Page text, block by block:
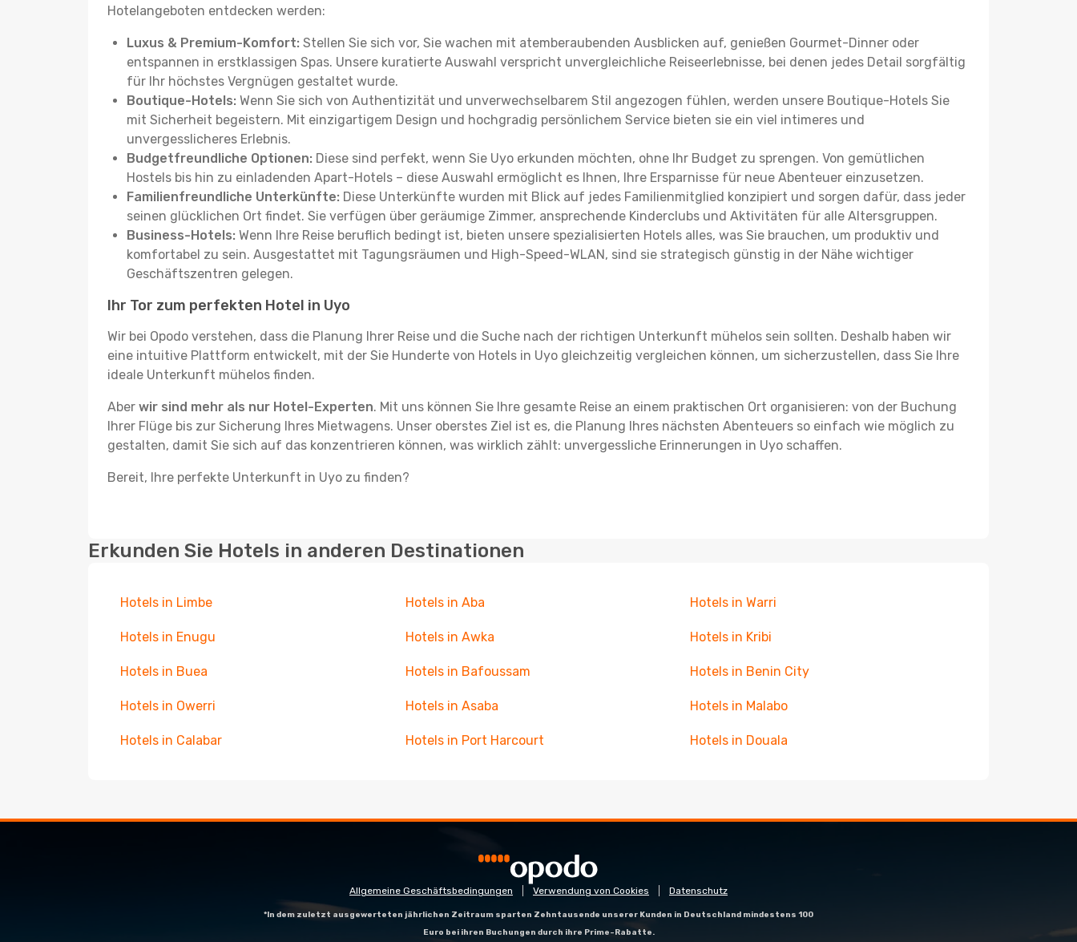
Hotelangeboten entdecken werden:
Luxus & Premium-Komfort: Stellen Sie sich vor, Sie wachen mit atemberaubenden Ausblicken auf, genießen Gourmet-Dinner oder
entspannen in erstklassigen Spas. Unsere kuratierte Auswahl verspricht unvergleichliche Reiseerlebnisse, bei denen jedes Detail sorgfältig
für Ihr höchstes Vergnügen gestaltet wurde.
Boutique-Hotels: Wenn Sie sich von Authentizität und unverwechselbarem Stil angezogen fühlen, werden unsere Boutique-Hotels Sie
mit Sicherheit begeistern. Mit einzigartigem Design und hochgradig persönlichem Service bieten sie ein viel intimeres und
unvergesslicheres Erlebnis.
Budgetfreundliche Optionen: Diese sind perfekt, wenn Sie Uyo erkunden möchten, ohne Ihr Budget zu sprengen. Von gemütlichen
Hostels bis hin zu einladenden Apart-Hotels – diese Auswahl ermöglicht es Ihnen, Ihre Ersparnisse für neue Abenteuer einzusetzen.
Familienfreundliche Unterkünfte: Diese Unterkünfte wurden mit Blick auf jedes Familienmitglied konzipiert und sorgen dafür, dass jeder
seinen glücklichen Ort findet. Sie verfügen über geräumige Zimmer, ansprechende Kinderclubs und Aktivitäten für alle Altersgruppen.
Business-Hotels: Wenn Ihre Reise beruflich bedingt ist, bieten unsere spezialisierten Hotels alles, was Sie brauchen, um produktiv und
komfortabel zu sein. Ausgestattet mit Tagungsräumen und High-Speed-WLAN, sind sie strategisch günstig in der Nähe wichtiger
Geschäftszentren gelegen.
Ihr Tor zum perfekten Hotel in Uyo
Wir bei Opodo verstehen, dass die Planung Ihrer Reise und die Suche nach der richtigen Unterkunft mühelos sein sollten. Deshalb haben wir
eine intuitive Plattform entwickelt, mit der Sie Hunderte von Hotels in Uyo gleichzeitig vergleichen können, um sicherzustellen, dass Sie Ihre
ideale Unterkunft mühelos finden.
Aber wir sind mehr als nur Hotel-Experten. Mit uns können Sie Ihre gesamte Reise an einem praktischen Ort organisieren: von der Buchung
Ihrer Flüge bis zur Sicherung Ihres Mietwagens. Unser oberstes Ziel ist es, die Planung Ihres nächsten Abenteuers so einfach wie möglich zu
gestalten, damit Sie sich auf das konzentrieren können, was wirklich zählt: unvergessliche Erinnerungen in Uyo schaffen.
Bereit, Ihre perfekte Unterkunft in Uyo zu finden?
Erkunden Sie Hotels in anderen Destinationen
Hotels in Limbe Hotels in Aba Hotels in Warri
Hotels in Enugu Hotels in Awka Hotels in Kribi
Hotels in Buea Hotels in Bafoussam Hotels in Benin City
Hotels in Owerri Hotels in Asaba Hotels in Malabo
Hotels in Calabar Hotels in Port Harcourt Hotels in Douala
Allgemeine Geschäftsbedingungen Verwendung von Cookies Datenschutz
*In dem zuletzt ausgewerteten jährlichen Zeitraum sparten Zehntausende unserer Kunden in Deutschland mindestens 100
Euro bei ihren Buchungen durch ihre Prime-Rabatte.